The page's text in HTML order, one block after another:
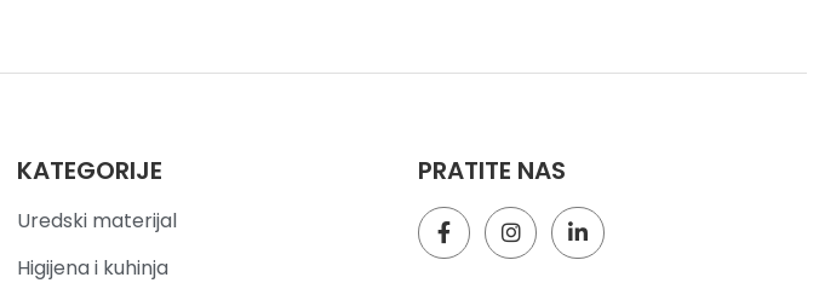
KATEGORIJE
Uredski materijal
Higijena i kuhinja
PRATITE NAS